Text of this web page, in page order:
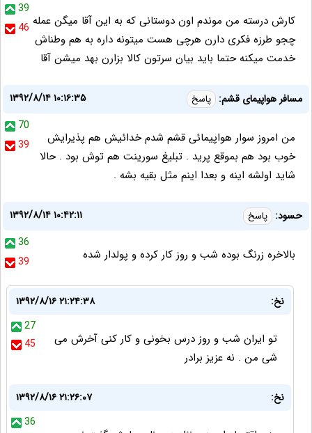
39
46 کارش درسته من موندم اون دوستانی که به این آقا میگن عمله
چجو طرزه فکری دارن هرچی هست میتونه داره به هم وطناش
خدمت میکنه حتما باید بیان سرتون کالا بزارن بهد میشن آقا
مسافر هواپیمای قشم: پاسخ
۱۳۹۲/۸/۱۴ ۱۰:۱۶:۳۵
70
39
من امروز سوار هواپیمائی قشم شدم خدائیش هم پذیرایش
خوب بود هم بموقع پرید . تبلیغ سورینت هم توش بود . حالا
شاید اولشه اینه و بعدا اینم مثل بقیه بشه .
حسود: پاسخ
۱۳۹۲/۸/۱۴ ۱۰:۴۲:۱۱
36
39
بالاخره زرنگ بوده شب و روز كار كرده و پولدار شده
نخ:
۱۳۹۲/۸/۱۶ ۲۱:۲۴:۳۸
27
45
تو ایران شب و روز درس بخونی و کار کنی آخرش می
شی من . نه عزیز برادر
نخ:
۱۳۹۲/۸/۱۶ ۲۱:۲۶:۰۷
36